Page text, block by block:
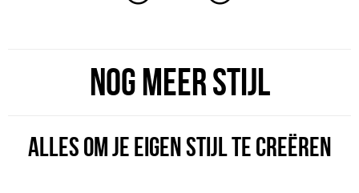
NOG MEER STIJL
ALLES OM JE EIGEN STIJL TE CREËREN